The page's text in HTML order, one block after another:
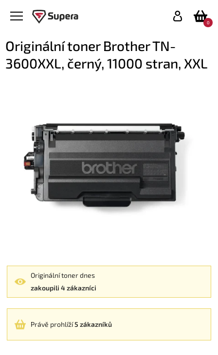
0
Originální toner Brother TN-
3600XXL, černý, 11000 stran, XXL
Originální toner dnes
zakoupili 4 zákazníci
Právě prohlíží5 zákazníků